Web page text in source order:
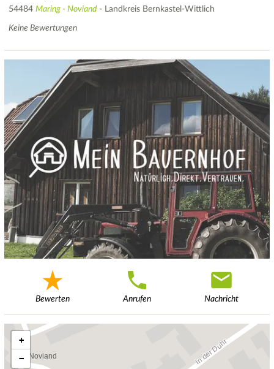
54484 Maring - Noviand - Landkreis Bernkastel-Wittlich
Keine Bewertungen
Bewerten Anrufen Nachricht
+
−